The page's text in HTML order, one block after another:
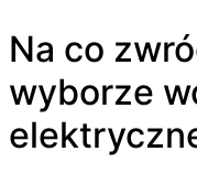
Na co
wyborze